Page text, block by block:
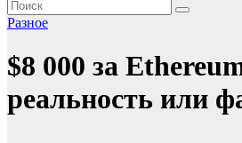
Разное
$8 000 за
реальность или